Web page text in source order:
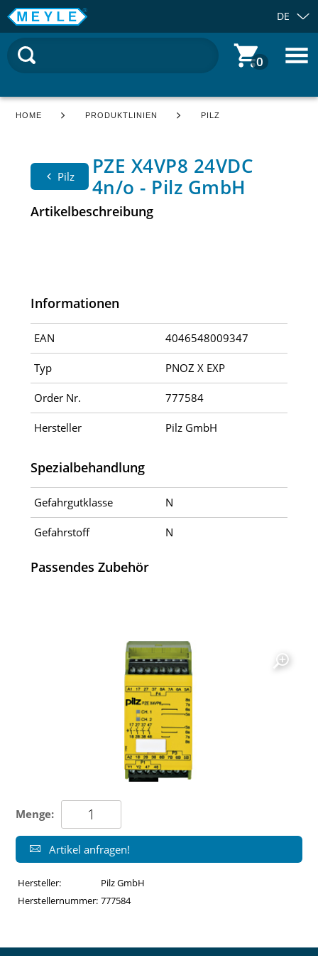
DE
0
HOME PRODUKTLINIEN PILZ
Pilz
PZE X4VP8 24VDC
4n/o - Pilz GmbH
Artikelbeschreibung
Informationen
EAN 4046548009347
Typ PNOZ X EXP
Order Nr. 777584
Hersteller Pilz GmbH
Spezialbehandlung
Gefahrgutklasse N
Gefahrstoff N
Passendes Zubehör
Menge:
Artikel anfragen!
Hersteller:
Pilz GmbH
Herstellernummer: 777584